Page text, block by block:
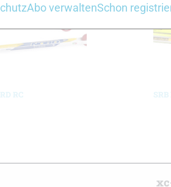
RC SRB
Abo verwaltenSchon